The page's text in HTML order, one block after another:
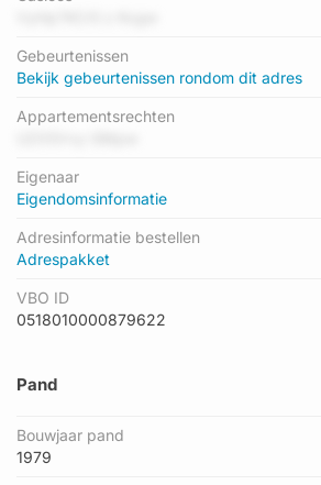
Het pand waarin dit adres ligt heeft als
gebruik'.
Gebeurtenissen
Bekijk gebeurtenissen rondom dit adres
Appartementsrechten
Eigenaar
Eigendomsinformatie
Adresinformatie bestellen
Adrespakket
VBO ID
0518010000879622
Pand
Bouwjaar pand
1979